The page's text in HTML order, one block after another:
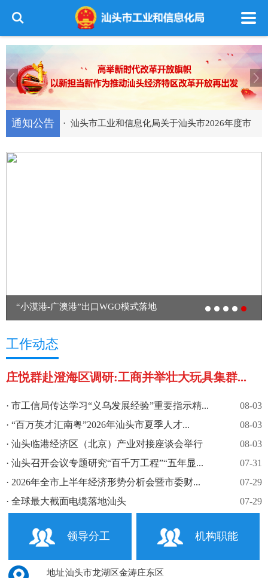
通知公告
汕头市工业和信息化局2026年承办政协主办提
案...
·转发关于开展第二批制造业赋能资源遴选的通
汕头市工业和信息化局关于组织2027年省制造
业...
·汕头市工业和信息化局关于第十届“创客广
转发广东省工业和信息化厅关于组织开展国家
级零碳...
· 汕头市工业和信息化局关于汕头市2026年度市
“小漠港-广澳港”出口WGO模式落地
工作动态
庄悦群赴澄海区调研:工商并举壮大玩具集群...
· 市工信局传达学习“义乌发展经验”重要指示精...
08-03
· “百万英才汇南粤”2026年汕头市夏季人才...
08-03
· 汕头临港经济区（北京）产业对接座谈会举行
08-03
· 汕头召开会议专题研究“百千万工程”“五年显...
07-31
· 2026年全市上半年经济形势分析会暨市委财...
07-29
· 全球最大截面电缆落地汕头 07-29
领导分工 机构职能
地址：汕头市龙湖区金涛庄东区